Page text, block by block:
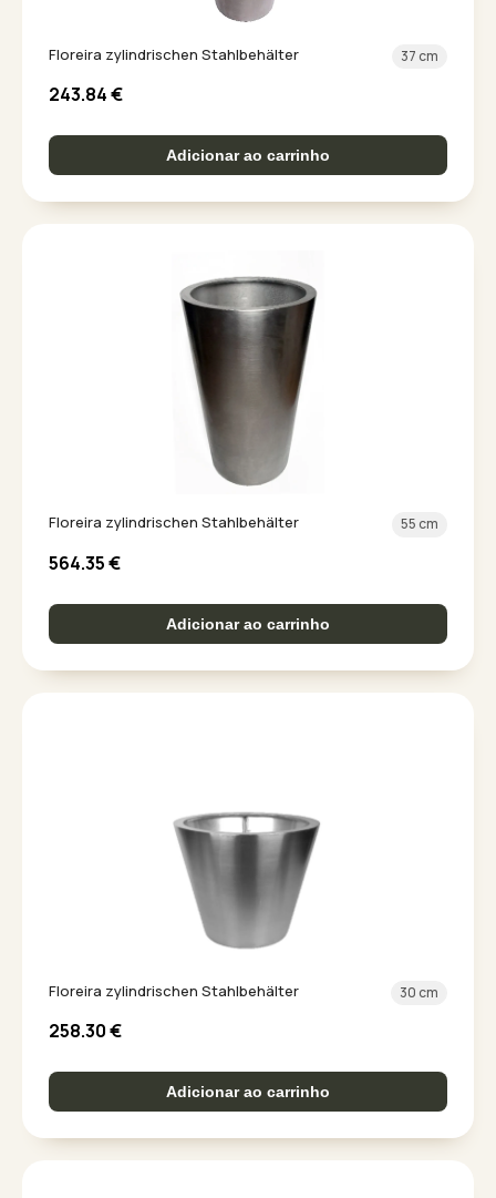
Floreira zylindrischen Stahlbehälter 37 cm
243.84€
Adicionar ao carrinho
Floreira zylindrischen Stahlbehälter 55 cm
564.35€
Adicionar ao carrinho
Floreira zylindrischen Stahlbehälter 30 cm
258.30€
Adicionar ao carrinho